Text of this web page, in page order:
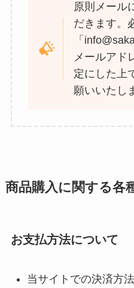
原則メール
だきます。
「
メールアド
定にした上
願いいたし
商品購入に関する各
お支払方法について
当サイトでの決済方